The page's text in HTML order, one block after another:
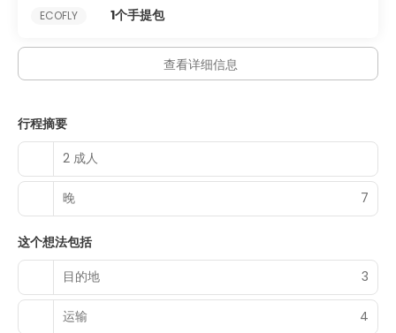
ECOFLY
1个手提包
查看详细信息
行程摘要
2 成人
晚 7
这个想法包括
目的地
3
运输 4